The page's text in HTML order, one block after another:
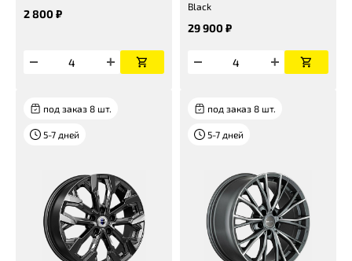
2 800 ₽
Black
29 900 ₽
под заказ 8 шт.
5-7 дней
под заказ 8 шт.
5-7 дней